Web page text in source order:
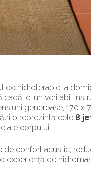
de hidroterapie la
cadă, ci un veritabil
generoase, 170
o reprezintă cele 8
ale corpului.
de confort acustic,
experiență de